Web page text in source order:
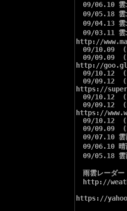
09/06.10 雲
09/05.18 雲
09/04.13 雲
09/03.11 雲
http://
09/10.09
09/09.09
http://goo.gl/
09/10.12
09/09.12
https://
09/10.12
09/09.12
https://
09/10.12
09/09.09
09/07.10 雲
09/06.10 晴
09/05.18 雲
雨雲レーダー
http://
https://